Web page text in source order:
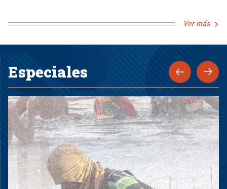
Ver más
Especiales